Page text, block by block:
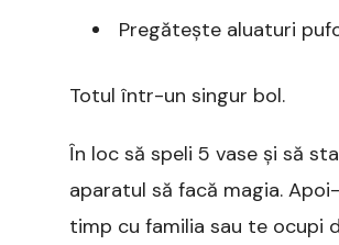
Pregătește aluaturi
Totul într-un singur bol.
În loc să speli 5 vase și să
aparatul să facă magia.
timp cu familia sau te ocupi